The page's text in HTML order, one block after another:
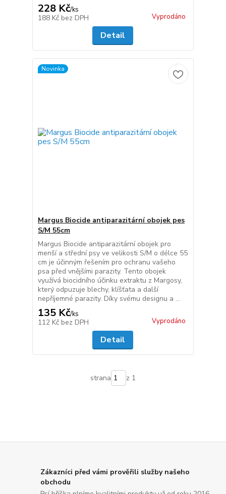
228 Kč/ks
188 Kč bez DPH Vyprodáno
Detail
Novinka
Margus Biocide antiparazitární obojek pes
S/M 55cm
Margus Biocide antiparazitární obojek pro
menší a střední psy ve velikosti S/M o délce 55
cm je účinným řešením pro ochranu vašeho
psa před vnějšími parazity. Tento obojek
využívá biocidního účinku extraktu z Margosy,
který odpuzuje blechy, klíšťata a další
nepříjemné parazity. Díky svému designu a ...
135 Kč/ks
112 Kč bez DPH Vyprodáno
Detail
strana z 1
Zákazníci před vámi prověřili služby našeho
obchodu